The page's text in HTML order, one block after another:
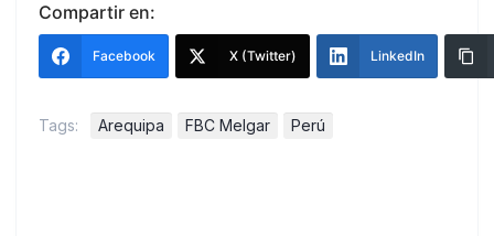
Compartir en:
Facebook X (Twitter) LinkedIn
Tags: Arequipa FBC Melgar Perú